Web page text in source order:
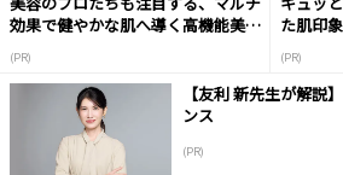
効果で健やかな肌へ導く高機能美容
(PR)
た肌印
(PR)
【友利 新先生が解説
ンス
(PR)